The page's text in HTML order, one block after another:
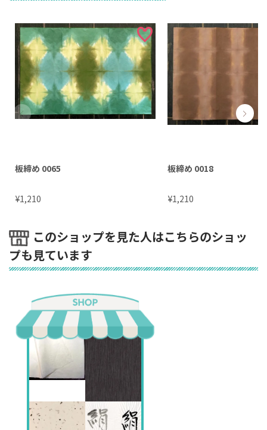
板締め 0065
¥1,210
板締め 0018
¥1,210
このショップを見た人はこちらのショッ
プも見ています